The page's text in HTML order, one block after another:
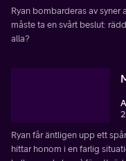
Ryan bombarderas av syner
måste ta en svårt beslut:
alla?
Ryan får äntligen upp ett
hittar honom i en farlig